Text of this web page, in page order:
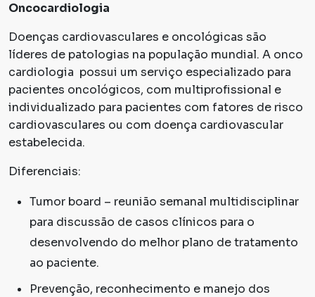
Oncocardiologia
Doenças cardiovasculares e oncológicas são
líderes de patologias na população mundial. A onco
cardiologia possui um serviço especializado para
pacientes oncológicos, com multiprofissional e
individualizado para pacientes com fatores de risco
cardiovasculares ou com doença cardiovascular
estabelecida.
Diferenciais:
Tumor board – reunião semanal multidisciplinar
para discussão de casos clínicos para o
desenvolvendo do melhor plano de tratamento
ao paciente.
Prevenção, reconhecimento e manejo dos